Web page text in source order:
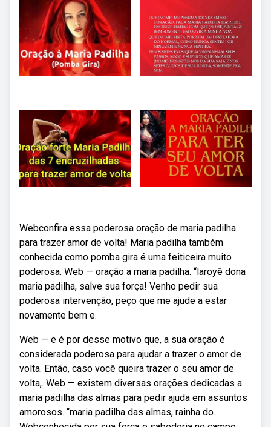
Webconfira essa poderosa oração de maria padilha
para trazer amor de volta! Maria padilha também
conhecida como pomba gira é uma feiticeira muito
poderosa. Web — oração a maria padilha. “laroyê dona
maria padilha, salve sua força! Venho pedir sua
poderosa intervenção, peço que me ajude a estar
novamente bem e.
Web — e é por desse motivo que, a sua oração é
considerada poderosa para ajudar a trazer o amor de
volta. Então, caso você queira trazer o seu amor de
volta,. Web — existem diversas orações dedicadas a
maria padilha das almas para pedir ajuda em assuntos
amorosos. “maria padilha das almas, rainha do.